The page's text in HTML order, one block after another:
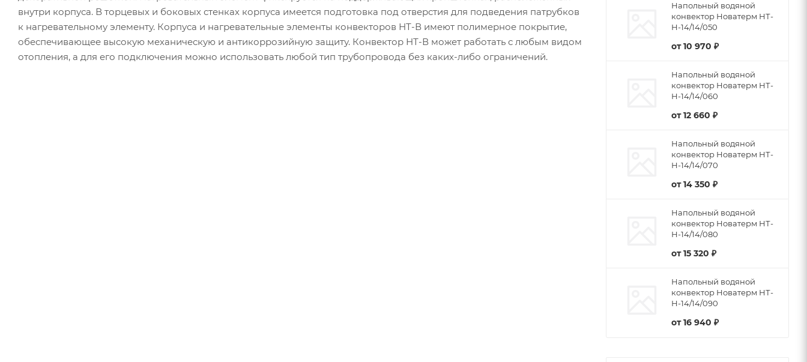
внутри корпуса. В торцевых и боковых стенках корпуса имеется подготовка под отверстия для подведения патрубков
к нагревательному элементу. Корпуса и нагревательные элементы конвекторов НТ-В имеют полимерное покрытие,
обеспечивающее высокую механическую и антикоррозийную защиту. Конвектор НТ-В может работать с любым видом
отопления, а для его подключения можно использовать любой тип трубопровода без каких-либо ограничений.
Напольный водяной
конвектор Новатерм НТ-
Н-14/14/050
от10 970 ₽
Напольный водяной
конвектор Новатерм НТ-
Н-14/14/060
от12 660 ₽
Напольный водяной
конвектор Новатерм НТ-
Н-14/14/070
от14 350 ₽
Напольный водяной
конвектор Новатерм НТ-
Н-14/14/080
от15 320 ₽
Напольный водяной
конвектор Новатерм НТ-
Н-14/14/090
от16 940 ₽